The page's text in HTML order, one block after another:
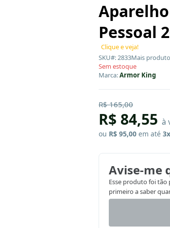
Pessoal
Clique e veja!
SKU#: 2833Mais
Sem estoque
Marca:Armor King
R$ 165,00
R$ 84,55 à
ou R$ 95,00 em até 3x
Avise-me
Esse produto foi tão
primeiro a saber